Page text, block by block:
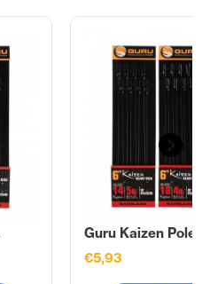
Guru Kaizen Pole
€5,93